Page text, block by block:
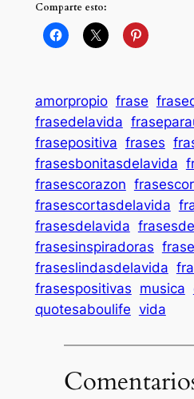
Comparte esto:
amorpropio frase
frasedelavida
frasepositiva frases
frasesbonitasdelavida
frasescorazon
frasescortasdelavida
frasesdelavida
frasesinspiradoras
fraseslindasdelavida
frasespositivas musica
quotesaboulife vida